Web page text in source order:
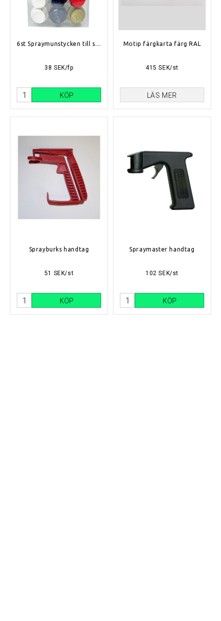
6st Spraymunstycken till sprayburk
38 SEK/fp
KÖP
Motip färgkarta färg RAL
415 SEK/st
LÄS MER
Sprayburks handtag
51 SEK/st
KÖP
Spraymaster handtag
102 SEK/st
KÖP